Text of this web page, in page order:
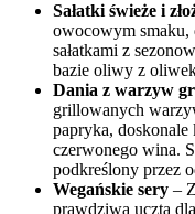
Sałatki świeże i
owocowym smaku,
sałatkami z
bazie oliwy z
Dania z warzyw
grillowanych
papryka, doskonale
czerwonego wina.
podkreślony przez
Wegańskie sery –
prawdziwa uczta